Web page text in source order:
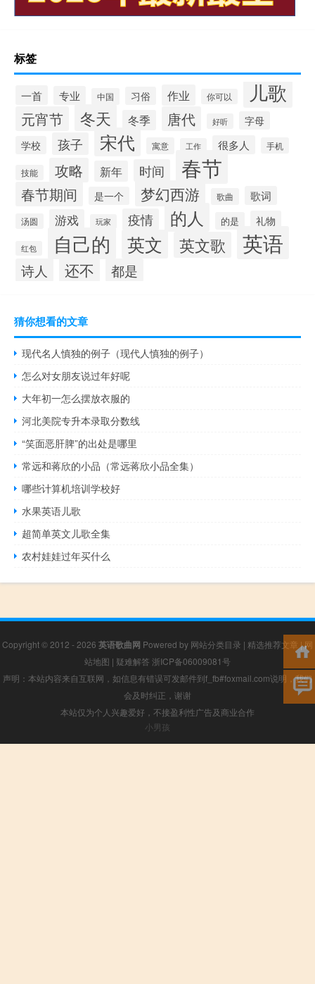
标签
一首 专业 中国 习俗 作业 你可以 儿歌
元宵节 冬天 冬季 唐代 好听
字母
学校
孩子 宋代 寓意 工作 很多人 手机
技能 攻略 新年 时间 春节
春节期间 是一个 梦幻西游 歌曲 歌词
汤圆 游戏 玩家 疫情 的人 的是 礼物
红包 自己的 英文 英文歌 英语
诗人 还不 都是
猜你想看的文章
现代名人慎独的例子（现代人慎独的例子）
怎么对女朋友说过年好呢
大年初一怎么摆放衣服的
河北美院专升本录取分数线
“笑面恶肝脾”的出处是哪里
常远和蒋欣的小品（常远蒋欣小品全集）
哪些计算机培训学校好
水果英语儿歌
超简单英文儿歌全集
农村娃娃过年买什么
Copyright © 2012 - 2026 英语歌曲网 Powered by 网站分类目录 | 精选推荐文章 |网
站地图 | 疑难解答 浙ICP备06009081号
声明：本站内容来自互联网，如信息有错误可发邮件到f_fb#foxmail.com说明，我们
会及时纠正，谢谢
本站仅为个人兴趣爱好，不接盈利性广告及商业合作
小男孩